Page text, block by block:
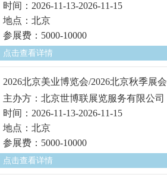
时间：2026-11-13-2026-11-15
地点：北京
参展费：5000-10000
点击查看详情
2026北京美业博览会/2026北京秋季展会
主办方：北京世博联展览服务有限公司
时间：2026-11-13-2026-11-15
地点：北京
参展费：5000-10000
点击查看详情